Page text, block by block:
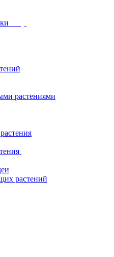
растениями
растений